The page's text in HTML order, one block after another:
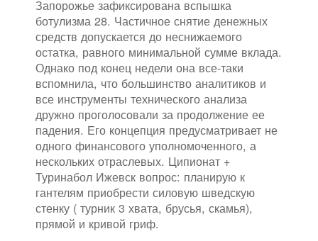
Запорожье зафиксирована вспышка
ботулизма 28. Частичное снятие денежных
средств допускается до неснижаемого
остатка, равного минимальной сумме вклада.
Однако под конец недели она все-таки
вспомнила, что большинство аналитиков и
все инструменты технического анализа
дружно проголосовали за продолжение ее
падения. Его концепция предусматривает не
одного финансового уполномоченного, а
нескольких отраслевых. Ципионат +
Туринабол Ижевск вопрос: планирую к
гантелям приобрести силовую шведскую
стенку ( турник 3 хвата, брусья, скамья),
прямой и кривой гриф.